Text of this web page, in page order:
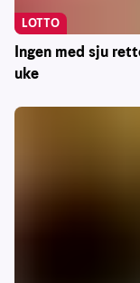
Ingen med sju
uke
LOTTO